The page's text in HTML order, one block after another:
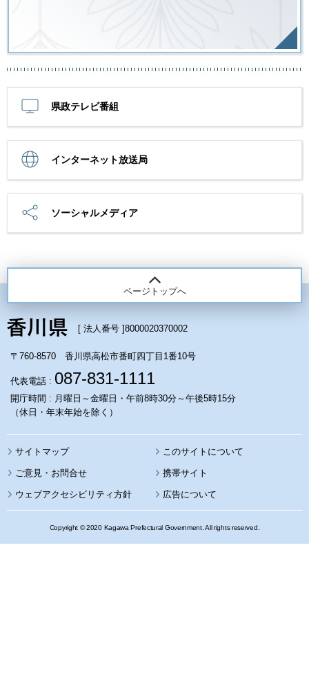
県政テレビ番組
インターネット放送局
ソーシャルメディア
ページトップへ
[ 法人番号 ]8000020370002
〒760-8570 香川県高松市番町四丁目1番10号
代表電話 : 087-831-1111
開庁時間 : 月曜日～金曜日・午前8時30分～午後5時15分
（休日・年末年始を除く）
サイトマップ このサイトについて
携帯サイト
ウェブアクセシビリティ方針 広告について
Copyright © 2020 Kagawa Prefectural Government. All rights reserved.